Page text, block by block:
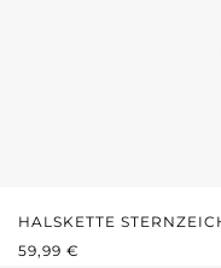
HALSKETTE
REGULÄRER
59,99 €